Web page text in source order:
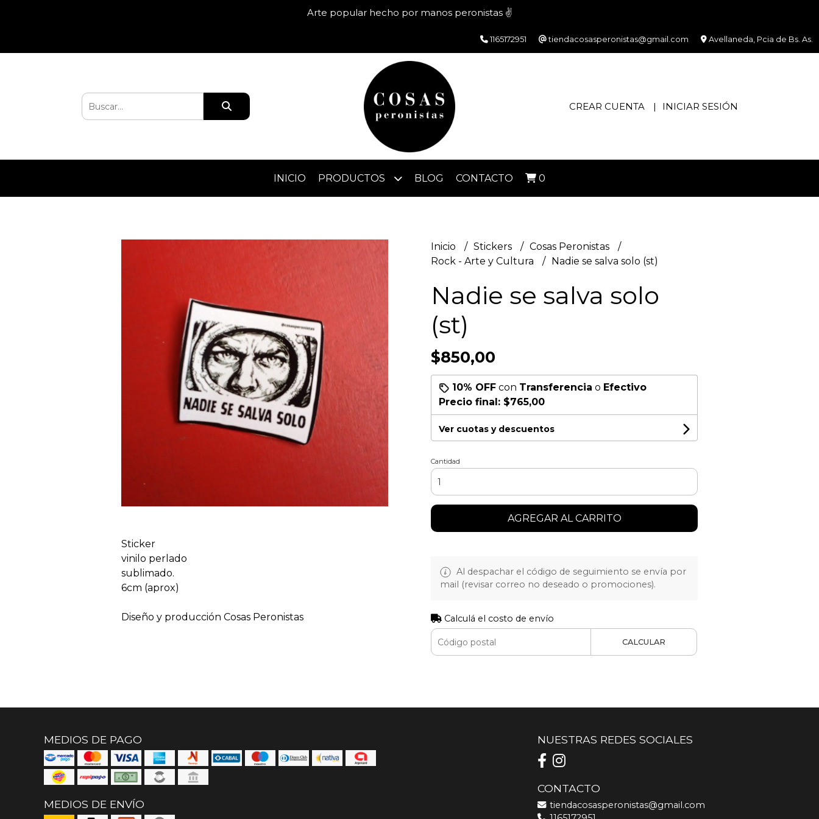
Arte popular hecho por manos peronistas ✌️
1165172951 tiendacosasperonistas@gmail.com Avellaneda, Pcia de Bs. As.
CREAR CUENTA INICIAR SESIÓN
INICIO PRODUCTOS BLOG CONTACTO 0
Sticker
vinilo perlado
sublimado.
6cm (aprox)
Diseño y producción Cosas Peronistas
Inicio Stickers
Cosas Peronistas
Rock - Arte y Cultura
Nadie se salva solo (st)
Nadie se salva solo
(st)
$850,00
10% OFF con Transferencia o Efectivo
Precio final: $765,00
Ver cuotas y descuentos
Cantidad
AGREGAR AL CARRITO
Al despachar el código de seguimiento se envía por
mail (revisar correo no deseado o promociones).
Calculá el costo de envío
CALCULAR
MEDIOS DE PAGO
MEDIOS DE ENVÍO
NUESTRAS REDES SOCIALES
CONTACTO
tiendacosasperonistas@gmail.com